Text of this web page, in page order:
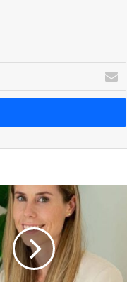
بريدك
الإلكتروني